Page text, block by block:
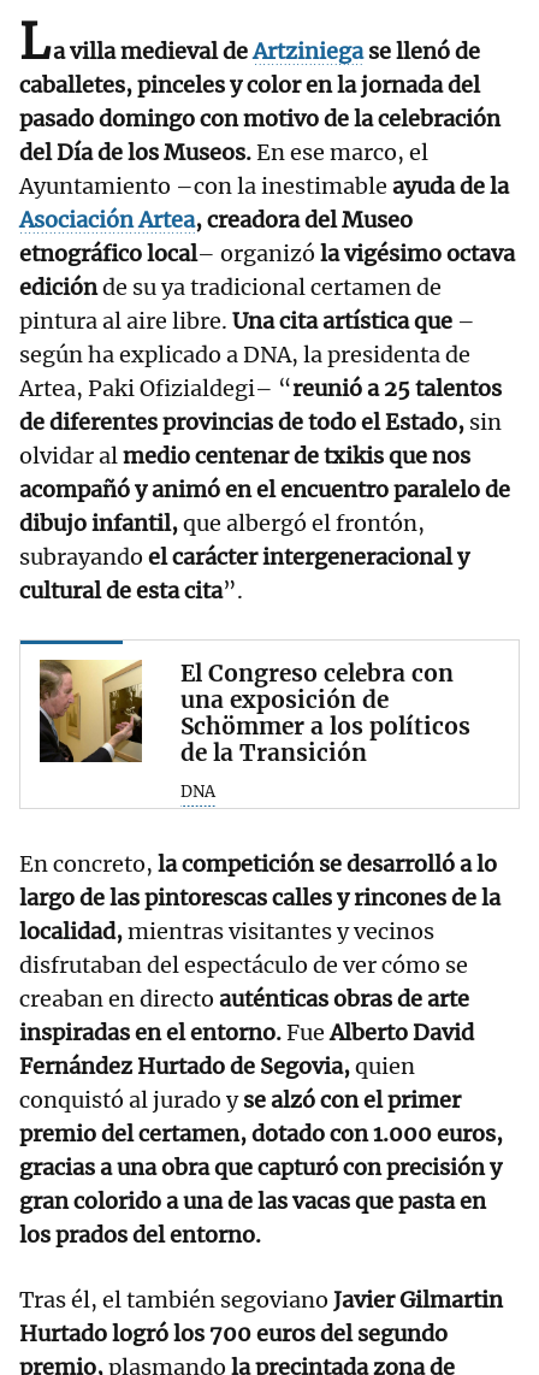
La villa medieval deArtziniegase llenó de
caballetes, pinceles y color en la jornada del
pasado domingo con motivo de la celebración
del Día de los Museos.En ese marco, el
Ayuntamiento –con la inestimable ayuda de la
Asociación Artea, creadora del Museo
etnográfico local– organizó la vigésimo octava
ediciónde su ya tradicional certamen de
pintura al aire libre. Una cita artística que –
según ha explicado a DNA, la presidenta de
Artea, Paki Ofizialdegi– “reunió a 25 talentos
de diferentes provincias de todo el Estado, sin
olvidar almedio centenar de txikis que nos
acompañóy animó en el encuentro paralelo de
dibujo infantil,que albergó el frontón,
subrayando el carácter intergeneracional y
cultural de esta cita”.
El Congreso celebra con
una exposición de
Schömmer a los políticos
de la Transición
DNA
En concreto, la competición se desarrolló a lo
largo de las pintorescas calles y rincones de la
localidad,mientras visitantes y vecinos
disfrutaban del espectáculo de ver cómo se
creaban en directo auténticas obras de arte
inspiradas en el entorno.FueAlberto David
Fernández Hurtado de Segovia,quien
conquistó al jurado yse alzó con el primer
premio del certamen,dotado con1.000 euros,
gracias a una obra que capturó con precisión y
gran colorido a una de las vacas que pasta en
los prados del entorno.
Tras él, el también segoviano Javier Gilmartin
Hurtado logró los 700 euros del segundo
premio,plasmando la precintada zona de